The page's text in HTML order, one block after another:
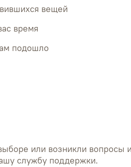
вещей
время
подошло
или возникли вопросы
службу поддержки.